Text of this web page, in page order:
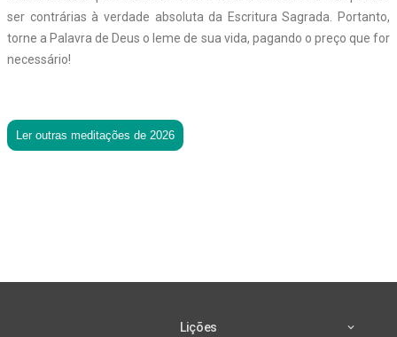
ser contrárias à verdade absoluta da Escritura Sagrada. Portanto,
torne a Palavra de Deus o leme de sua vida, pagando o preço que for
necessário!
Ler outras meditações de 2026
Lições